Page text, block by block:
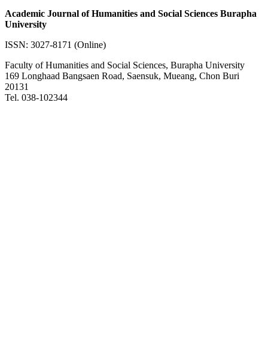
Academic Journal of Humanities and Social Sciences Burapha
University
ISSN: 3027-8171 (Online)
Faculty of Humanities and Social Sciences, Burapha University
169 Longhaad Bangsaen Road, Saensuk, Mueang, Chon Buri
20131
Tel. 038-102344